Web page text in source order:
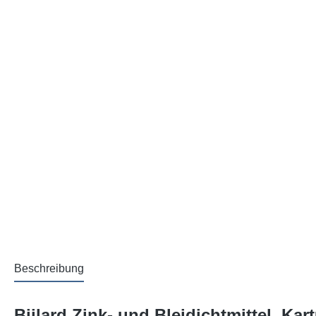
Beschreibung